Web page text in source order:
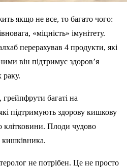
якщо не все, то багато чого:
«міцність» імунітету.
перерахував 4 продукти, які
він підтримує здоров’я
багаті на
підтримують здорову кишкову
клітковини. Плоди чудово
не потрібен. Це не просто